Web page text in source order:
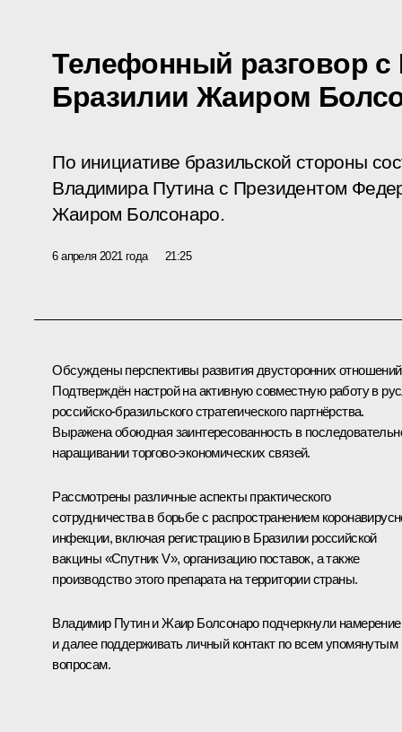
Телефонный разговор с
Бразилии Жаиром
По инициативе бразильской стороны
Владимира Путина с Президентом
Жаиром Болсонаро.
6 апреля 2021 года 21:25
Обсуждены перспективы развития двусторонних
Подтверждён настрой на активную совместную работу в
российско-бразильского стратегического партнёрства.
Выражена обоюдная заинтересованность в
наращивании торгово-экономических связей.
Рассмотрены различные аспекты практического
сотрудничества в борьбе с распространением
инфекции, включая регистрацию в Бразилии российской
вакцины «Спутник V», организацию поставок, а также
производство этого препарата на территории страны.
Владимир Путин иЖаир Болсонароподчеркнули намерение
и далее поддерживать личный контакт по всем упомянутым
вопросам.